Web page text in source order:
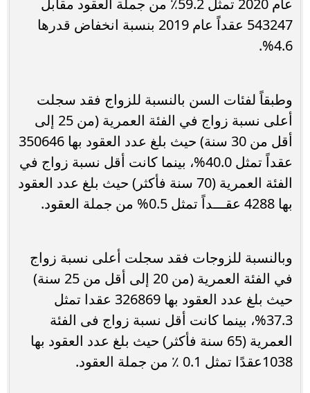
عام 2020 تمثل 59.2٪ من جملة العقود مقابل
543247 عقداً عام 2019 بنسبة انخفاض قدرها
4.6%.
وطبقاً لفئات السن بالنسبة للزواج فقد سجلت
أعلى نسبة زواج في الفئة العمرية (من 25 إلى
أقل من 30 سنة) حيث بلغ عدد العقود بها 350646
عقداً تمثل 40.0%، بينما كانت أقل نسبة زواج في
الفئة العمرية (70 سنة فأكثر) حيث بلغ عدد العقود
بها 4288 عقـــداً تمثل 0.5% من جملة العقود.
وبالنسبة للزوجات فقد سجلت أعلى نسبة زواج
في الفئة العمرية (من 20 إلى أقل من 25 سنة)
حيث بلغ عدد العقود بها 326869 عقدا تمثل
37.3%، بينما كانت أقل نسبة زواج فى الفئة
العمرية (65 سنة فأكثر) حيث بلغ عدد العقود بها
1038عقدًا تمثل 0.1 ٪ من جملة العقود.